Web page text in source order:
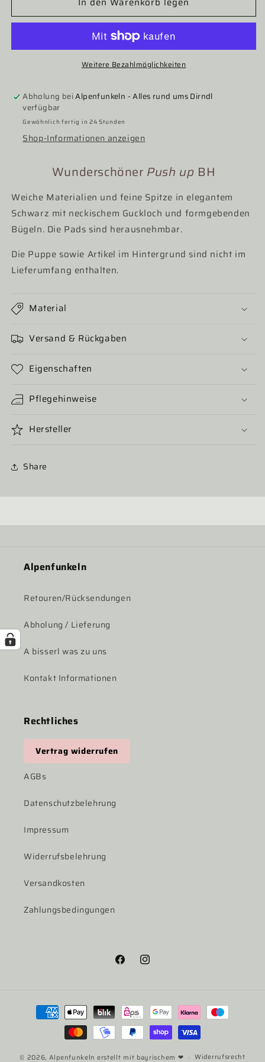
Dirndl
von
up
Dirndl
Nina
von
C.,
up
Weitere Bezahlmöglichkeiten
Abholung beiAlpenfunkeln - Alles rund ums Dirndl
verfügbar
Gewöhnlich fertig in 24 Stunden
Shop-Informationen anzeigen
Wunderschöner Push up BH
Weiche Materialien und feine Spitze in elegantem
Schwarz mit neckischem Guckloch und formgebenden
Bügeln. Die Pads sind herausnehmbar.
Die Puppe sowie Artikel im Hintergrund sind nicht im
Lieferumfang enthalten.
Material
Versand & Rückgaben
Eigenschaften
Pflegehinweise
Hersteller
Share
Alpenfunkeln
Retouren/Rücksendungen
Abholung / Lieferung
A bisserl was zu uns
Kontakt Informationen
Rechtliches
Vertrag widerrufen
AGBs
Datenschutzbelehrung
Impressum
Widerrufsbelehrung
Versandkosten
Zahlungsbedingungen
FacebookInstagram
Zahlungsmethoden
© 2026, Alpenfunkeln erstellt mit bayrischem ❤ Widerrufsrecht